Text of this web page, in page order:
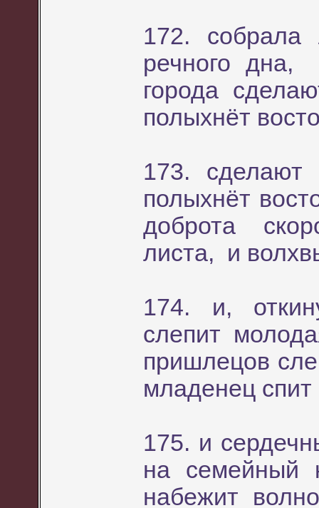
172.
речного
города
полыхнёт
173.
полыхнёт
доброта
листа, и
174. и,
слепит
пришлецов
младенец
175. и
на семейный
набежит